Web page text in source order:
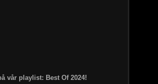
vår playlist: Best Of 2024!